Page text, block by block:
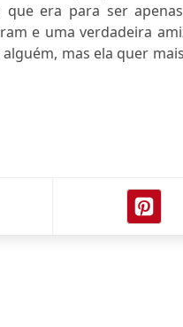
que era para ser
e uma verdadeira
mas ela quer